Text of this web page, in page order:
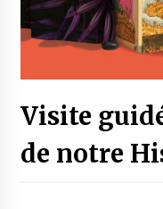
Visite
de notre